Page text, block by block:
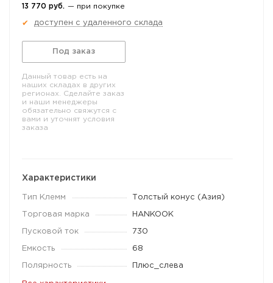
13 770 руб. — при покупке
✔ доступен с удаленного склада
Под заказ
Данный товар есть на
наших складах в других
регионах. Сделайте заказ
и наши менеджеры
обязательно свяжутся с
вами и уточнят условия
заказа
Характеристики
Тип Клемм Толстый конус (Азия)
Торговая марка HANKOOK
Пусковой ток 730
Емкость 68
Полярность Плюс_слева